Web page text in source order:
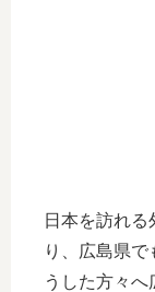
日本を訪れ
り、広島県
うした方々